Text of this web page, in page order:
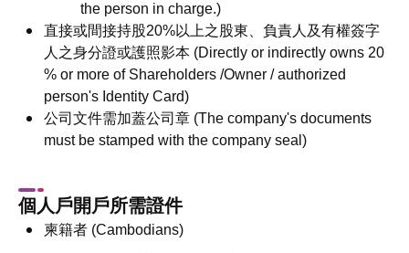
the person in charge.)
直接或間接持股20%以上之股東、負責人及有權簽字
人之身分證或護照影本 (Directly or indirectly owns 20
% or more of Shareholders /Owner / authorized
person's Identity Card)
公司文件需加蓋公司章 (The company's documents
must be stamped with the company seal)
個人戶開戶所需證件
柬籍者 (Cambodians)